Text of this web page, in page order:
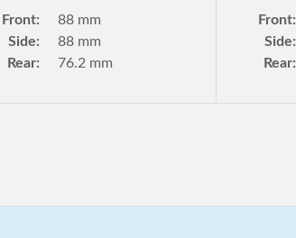
Front:
88 mm
Side:
88 mm
Rear:
76.2 mm
Front:
Side:
Rear: